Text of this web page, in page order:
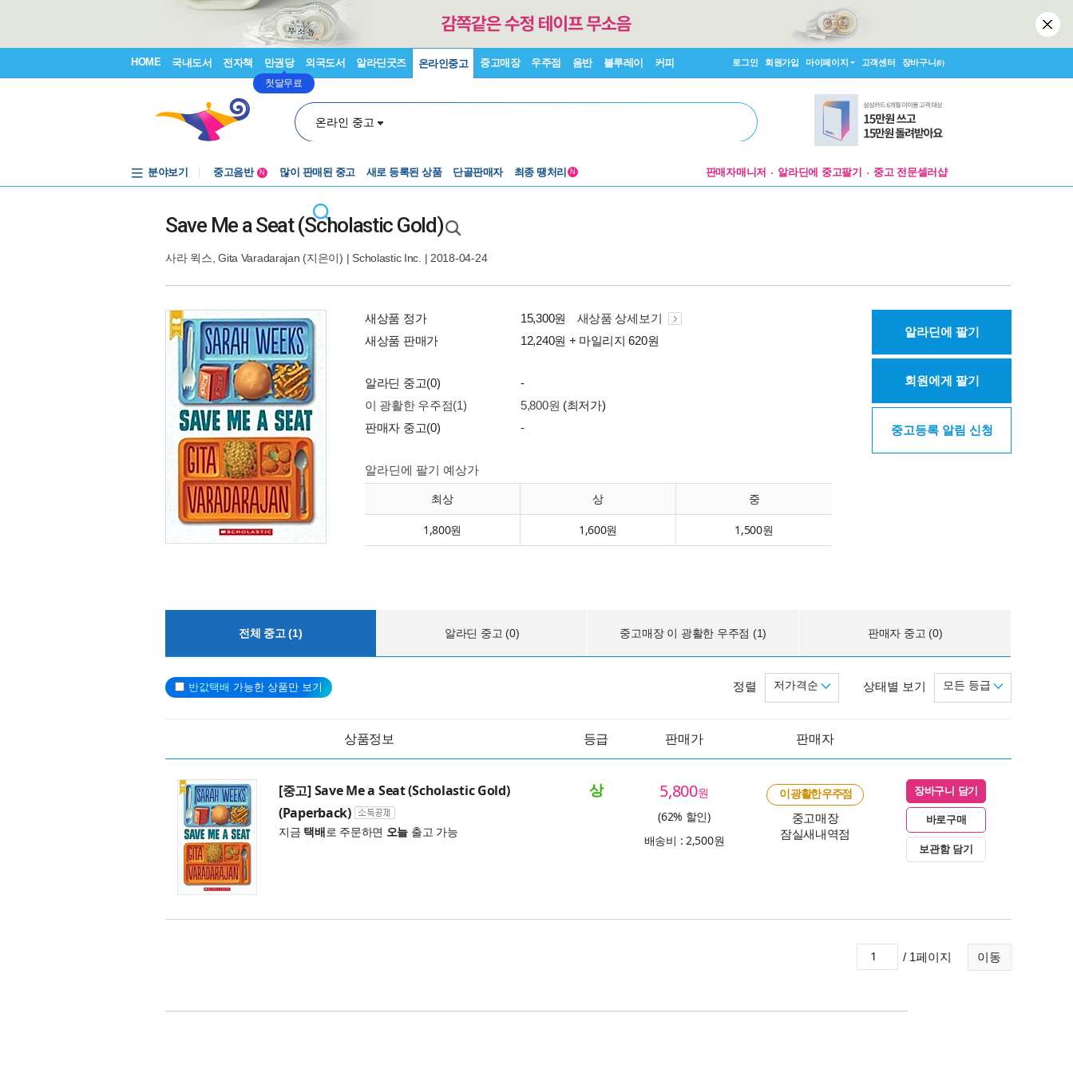
HOME 국내도서 전자책 만권당
첫달무료
외국도서 알라딘굿즈 온라인중고 중고매장 우주점 음반 블루레이 커피 로그인 회원가입 마이페이지 고객센터 장바구니(0)
온라인 중고
분야보기
중고음반
N 많이 판매된 중고 새로 등록된 상품 단골판매자 최종 땡처리 N 판매자매니저 알라딘에 중고팔기 중고 전문셀러샵
Save Me a Seat (Scholastic Gold)
사라 윅스 ,Gita Varadarajan (지은이) | Scholastic Inc. | 2018-04-24
새상품 정가 15,300원
새상품 상세보기
새상품 판매가
12,240원 + 마일리지 620원
알라딘 중고(0)
-
이 광활한 우주점(1)
5,800원 (최저가)
판매자 중고(0)
-
알라딘에 팔기 예상가
최상 상 중
1,800원 1,600원 1,500원
알라딘에 팔기
회원에게 팔기
중고등록 알림 신청
전체 중고 (1) 알라딘 중고 (0) 중고매장 이 광활한 우주점 (1) 판매자 중고 (0)
반값택배 가능한 상품만 보기 상태별 보기 모든 등급
정렬 저가격순
상품정보 등급 판매가 판매자
[중고] Save Me a Seat (Scholastic Gold)
(Paperback)
지금 택배로 주문하면 오늘 출고 가능
상 5,800원
(62% 할인)
배송비 : 2,500원
이 광활한 우주점
중고매장
잠실새내역점
장바구니 담기
바로구매
보관함 담기
이동
/ 1페이지